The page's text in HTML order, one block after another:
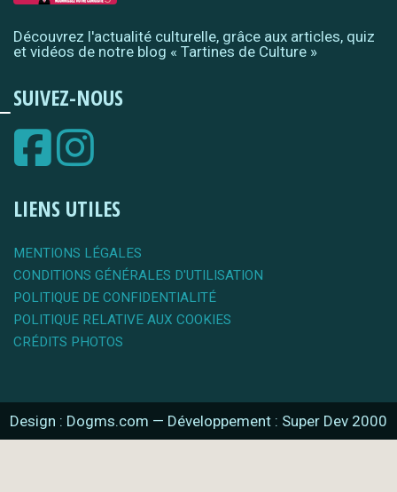
Découvrez l'actualité culturelle, grâce aux articles, quiz
et vidéos de notre blog « Tartines de Culture »
SUIVEZ-NOUS
LIENS UTILES
MENTIONS LÉGALES
CONDITIONS GÉNÉRALES D'UTILISATION
POLITIQUE DE CONFIDENTIALITÉ
POLITIQUE RELATIVE AUX COOKIES
CRÉDITS PHOTOS
Design : Dogms.com — Développement : Super Dev 2000